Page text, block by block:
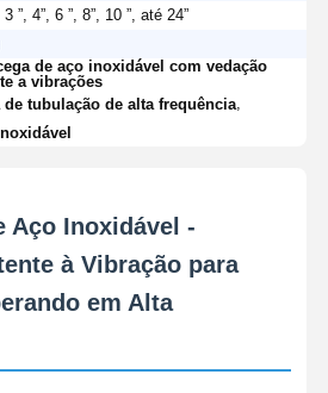
3 ”, 4”, 6 ”, 8”, 10 ”, até 24”
de aço inoxidável com vedação
a vibrações
de tubulação de alta frequência
Aço Inoxidável -
à Vibração para
em Alta